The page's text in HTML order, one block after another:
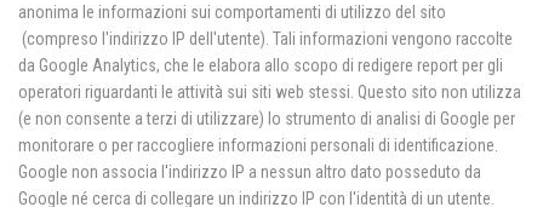
anonima le informazioni sui comportamenti di utilizzo del sito
(compreso l'indirizzo IP dell'utente). Tali informazioni vengono raccolte
da Google Analytics, che le elabora allo scopo di redigere report per gli
operatori riguardanti le attività sui siti web stessi. Questo sito non utilizza
(e non consente a terzi di utilizzare) lo strumento di analisi di Google per
monitorare o per raccogliere informazioni personali di identificazione.
Google non associa l'indirizzo IP a nessun altro dato posseduto da
Google né cerca di collegare un indirizzo IP con l'identità di un utente.